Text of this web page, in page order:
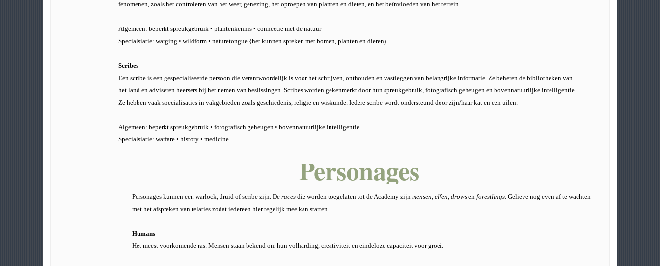
fenomenen, zoals het controleren van het weer, genezing, het oproepen van planten en dieren, en het beïnvloeden van het terrein.
Algemeen: beperkt spreukgebruik • plantenkennis • connectie met de natuur
Specialsiatie: warging • wildform • naturetongue {het kunnen spreken met bomen, planten en dieren)
Scribes
Een scribe is een gespecialiseerde persoon die verantwoordelijk is voor het schrijven, onthouden en vastleggen van belangrijke informatie. Ze beheren de bibliotheken van
het land en adviseren heersers bij het nemen van beslissingen. Scribes worden gekenmerkt door hun spreukgebruik, fotografisch geheugen en bovennatuurlijke intelligentie.
Ze hebben vaak specialisaties in vakgebieden zoals geschiedenis, religie en wiskunde. Iedere scribe wordt ondersteund door zijn/haar kat en een uilen.
Algemeen: beperkt spreukgebruik • fotografisch geheugen • bovennatuurlijke intelligentie
Specialsiatie: warfare • history • medicine
Personages
Personages kunnen een warlock, druid of scribe zijn. De races die worden toegelaten tot de Academy zijn mensen, elfen, drows en forestlings. Gelieve nog even af te wachten
met het afspreken van relaties zodat iedereen hier tegelijk mee kan starten.
Humans
Het meest voorkomende ras. Mensen staan bekend om hun volharding, creativiteit en eindeloze capaciteit voor groei.